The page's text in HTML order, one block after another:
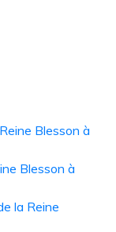
Blesson à
Blesson à
la Reine